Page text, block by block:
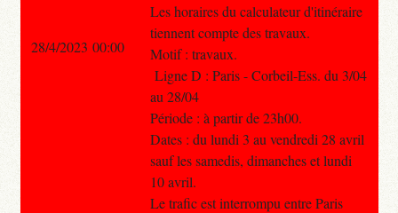
Les horaires du calculateur d'itinéraire
tiennent compte des travaux.
Motif : travaux.
Ligne D : Paris - Corbeil-Ess. du 3/04
au 28/04
Période : à partir de 23h00.
Dates : du lundi 3 au vendredi 28 avril
sauf les samedis, dimanches et lundi
10 avril.
Le trafic est interrompu entre Paris
28/4/2023 00:00